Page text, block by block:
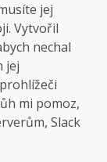
jej
Vytvořil
nechal
jej
mi pomoz,
Slack